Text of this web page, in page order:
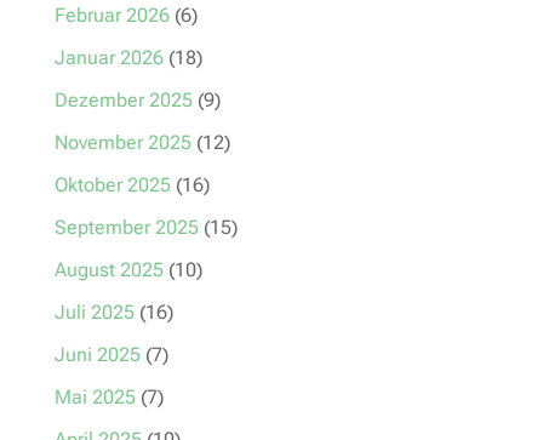
Februar 2026(6)
Januar 2026(18)
Dezember 2025(9)
November 2025(12)
Oktober 2025(16)
September 2025(15)
August 2025(10)
Juli 2025(16)
Juni 2025(7)
Mai 2025(7)